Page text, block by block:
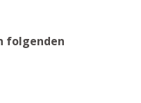
folgenden